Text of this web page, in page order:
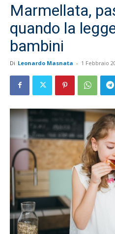
Marmellata,
quando la
bambini
Di Leonardo Masnata - 1 Febbraio